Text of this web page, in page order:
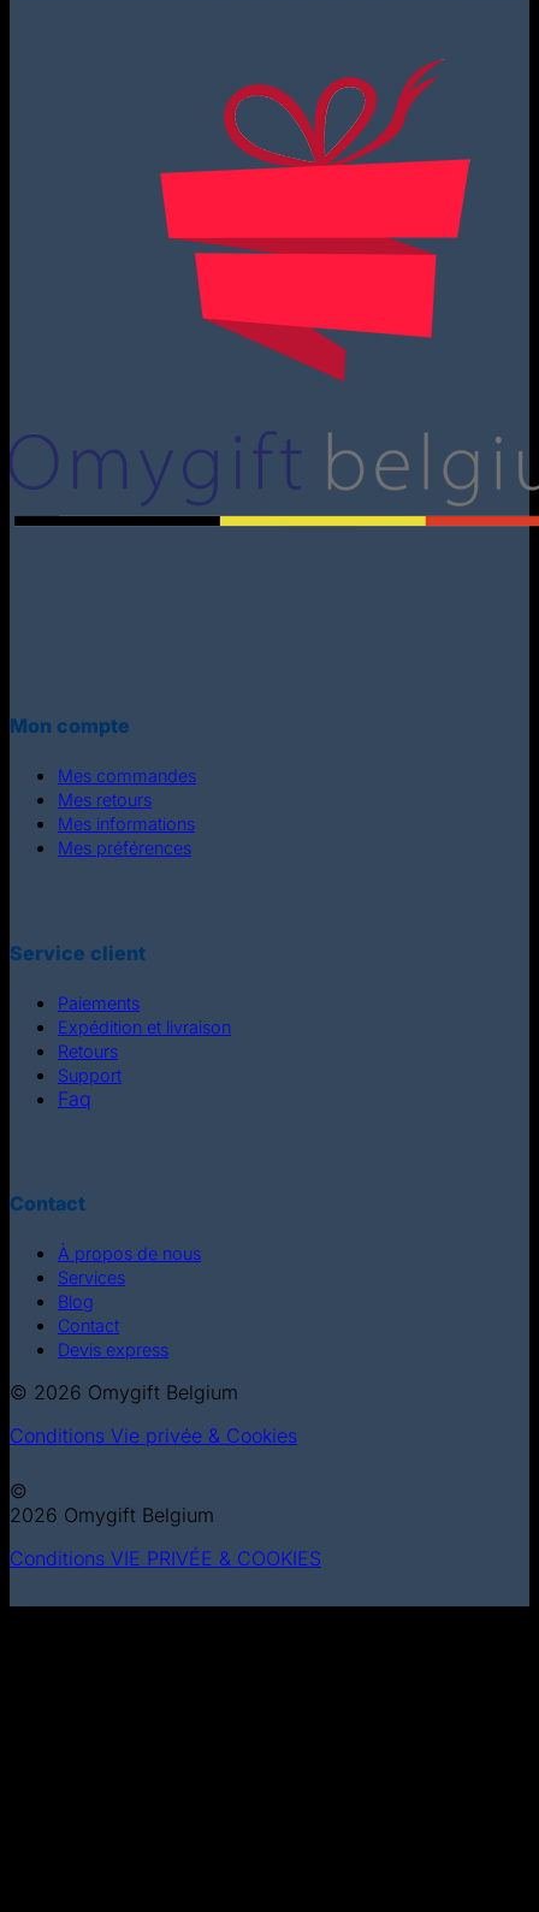
Mon compte
Mes commandes
Mes retours
Mes informations
Mes préférences
Service client
Paiements
Expédition et livraison
Retours
Support
Faq
Contact
À propos de nous
Services
Blog
Contact
Devis express
© 2026 Omygift Belgium
Conditions Vie privée & Cookies
©
2026 Omygift Belgium
Conditions VIE PRIVÉE & COOKIES